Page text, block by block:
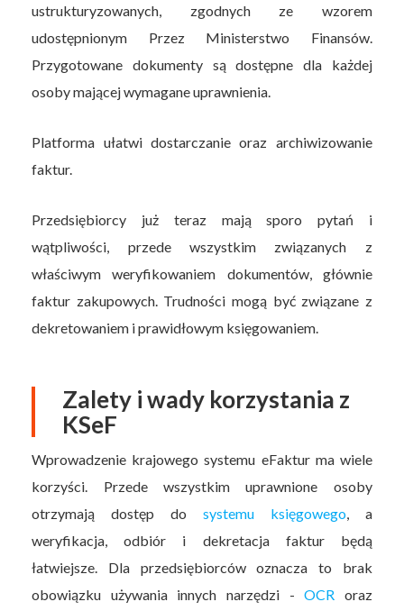
ustrukturyzowanych, zgodnych ze wzorem
udostępnionym Przez Ministerstwo Finansów.
Przygotowane dokumenty są dostępne dla każdej
osoby mającej wymagane uprawnienia.
Platforma ułatwi dostarczanie oraz archiwizowanie
faktur.
Przedsiębiorcy już teraz mają sporo pytań i
wątpliwości, przede wszystkim związanych z
właściwym weryfikowaniem dokumentów, głównie
faktur zakupowych. Trudności mogą być związane z
dekretowaniem i prawidłowym księgowaniem.
Zalety i wady korzystania z
KSeF
Wprowadzenie krajowego systemu eFaktur ma wiele
korzyści. Przede wszystkim uprawnione osoby
otrzymają dostęp do systemu księgowego, a
weryfikacja, odbiór i dekretacja faktur będą
łatwiejsze. Dla przedsiębiorców oznacza to brak
obowiązku używania innych narzędzi -OCR oraz